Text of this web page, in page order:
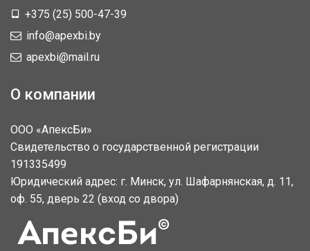
+375 (25) 500-47-39
info@apexbi.by
apexbi@mail.ru
О компании
ООО «АпексБи»
Свидетельство о государственной регистрации
191335499
Юридический адрес: г. Минск, ул. Шафарнянская, д. 11,
оф. 55, дверь 22 (вход со двора)